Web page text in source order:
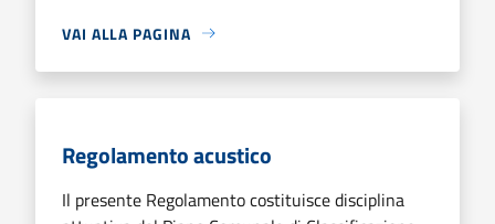
VAI ALLA PAGINA
Regolamento acustico
Il presente Regolamento costituisce disciplina